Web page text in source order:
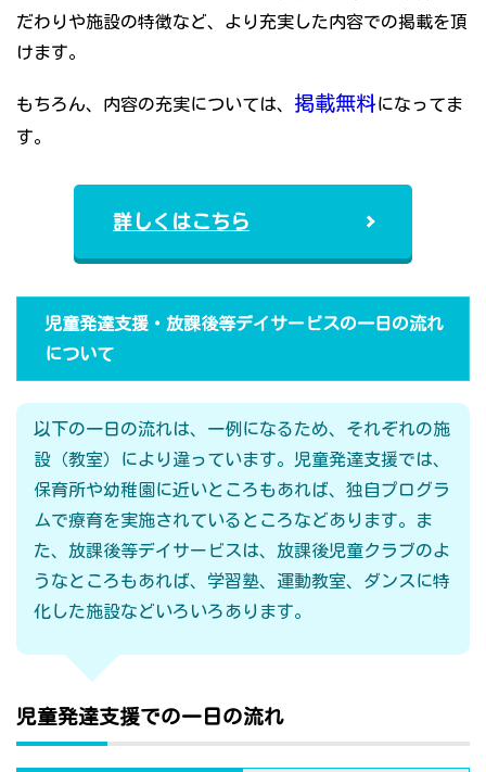
だわりや施設の特徴など、より充実した内容での掲載を頂
けます。
もちろん、内容の充実については、 掲載無料になってま
す。
詳しくはこちら
児童発達支援・放課後等デイサービスの一日の流れ
について
以下の一日の流れは、一例になるため、それぞれの施
設（教室）により違っています。児童発達支援では、
保育所や幼稚園に近いところもあれば、独自プログラ
ムで療育を実施されているところなどあります。ま
た、放課後等デイサービスは、放課後児童クラブのよ
うなところもあれば、学習塾、運動教室、ダンスに特
化した施設などいろいろあります。
児童発達支援での一日の流れ